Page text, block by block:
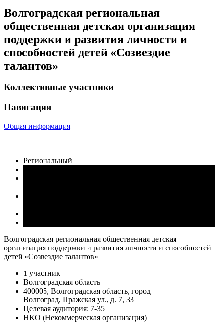
Волгоградская региональная
общественная детская организация
поддержки и развития личности и
способностей детей «Созвездие
талантов»
Коллективные участники
Навигация
Общая информация
Региональный
Волгоградская региональная общественная детская
организация поддержки и развития личности и способностей
детей «Созвездие талантов»
1 участник
Волгоградская область
400005, Волгоградская область, город
Волгоград, Пражская ул., д. 7, 33
Целевая аудитория: 7-35
НКО (Некоммерческая организация)